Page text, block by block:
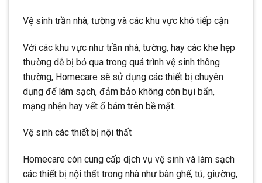
Vệ sinh trần nhà, tường và các khu vực khó tiếp cận
Với các khu vực như trần nhà, tường, hay các khe hẹp
thường dễ bị bỏ qua trong quá trình vệ sinh thông
thường, Homecare sẽ sử dụng các thiết bị chuyên
dụng để làm sạch, đảm bảo không còn bụi bẩn,
mạng nhện hay vết ố bám trên bề mặt.
Vệ sinh các thiết bị nội thất
Homecare còn cung cấp dịch vụ vệ sinh và làm sạch
các thiết bị nội thất trong nhà như bàn ghế, tủ, giường,